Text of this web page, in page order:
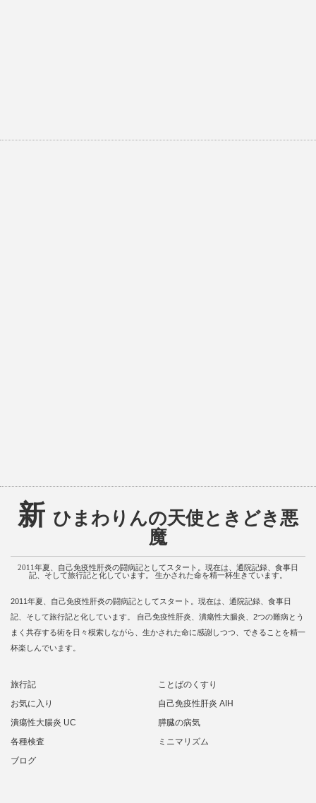
新 ひまわりんの天使ときどき悪
魔
2011年夏、自己免疫性肝炎の闘病記としてスタート。現在は、通院記録、食事日
記、そして旅行記と化しています。 生かされた命を精一杯生きています。
2011年夏、自己免疫性肝炎の闘病記としてスタート。現在は、通院記録、食事日
記、そして旅行記と化しています。 自己免疫性肝炎、潰瘍性大腸炎、2つの難病とう
まく共存する術を日々模索しながら、生かされた命に感謝しつつ、できることを精一
杯楽しんでいます。
旅行記
ことばのくすり
お気に入り
自己免疫性肝炎 AIH
潰瘍性大腸炎 UC
膵臓の病気
各種検査
ミニマリズム
ブログ